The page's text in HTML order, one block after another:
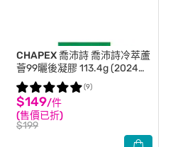
CHAPEX 喬沛詩喬沛詩冷萃蘆
薈99曬後凝膠 113.4g (2024升
級版)
$149/件
(售價已折)
$199
(9)